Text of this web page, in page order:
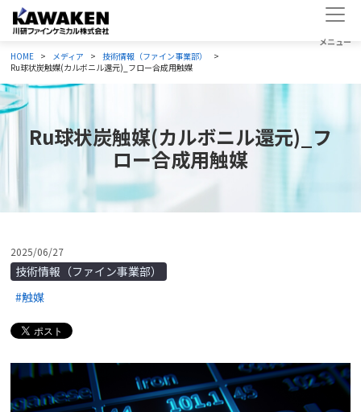
HOME メディア
技術情報（ファイン事業部）
Ru球状炭触媒(カルボニル還元)_フロー合成用触媒
Ru球状炭触媒(カルボニル還元)_フ
ロー合成用触媒
2025/06/27
技術情報（ファイン事業部）
#触媒